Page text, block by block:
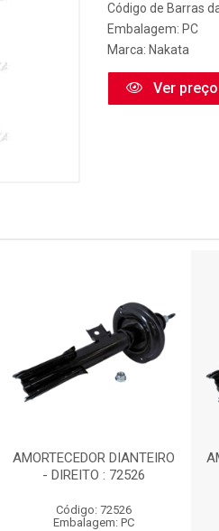
Código de Barras
Embalagem: PC
Marca: Nakata
Ver preço
AMORTECEDOR DIANTEIRO
- DIREITO : 72526
Código: 72526
Embalagem: PC